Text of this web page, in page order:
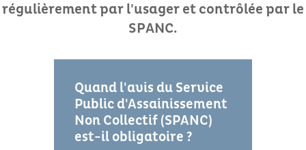
régulièrement par l'usager et contrôlée par le
SPANC.
Quand l'avis du Service
Public d'Assainissement
Non Collectif (SPANC)
est-il obligatoire ?